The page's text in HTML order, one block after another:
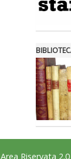
Area Riservata 2.0